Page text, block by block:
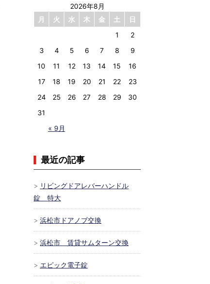
2026年8月
月
火 水 木 金 土 日
« 9月
1
2
3
4 5 6 7 8
9
10
11 12 13 14 15
16
17
18 19 20 21 22
23
24
25 26 27 28 29
30
31
最近の記事
リビングドアレバーハンドル
錠 特大
浜松市ドアノブ交換
浜松市 賃貸サムターン交換
エピック電子錠